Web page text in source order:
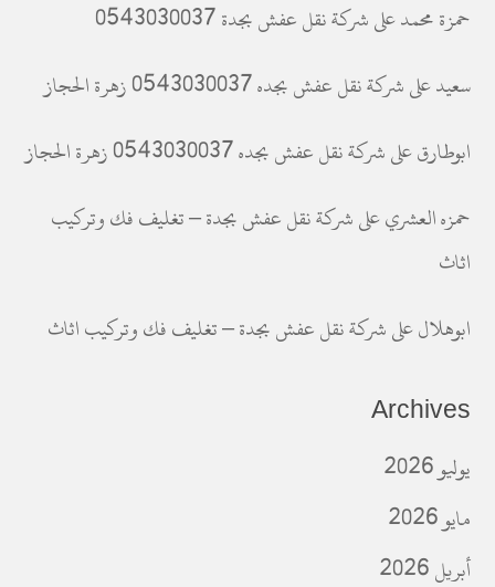
حمزة محمدعلىشركة نقل عفش بجدة 0543030037
سعيدعلىشركة نقل عفش بجده 0543030037 زهرة الحجاز
ابوطارقعلىشركة نقل عفش بجده 0543030037 زهرة الحجاز
حمزه العشريعلىشركة نقل عفش بجدة – تغليف فك وتركيب
اثاث
ابوهلالعلىشركة نقل عفش بجدة – تغليف فك وتركيب اثاث
Archives
يوليو 2026
مايو 2026
أبريل 2026